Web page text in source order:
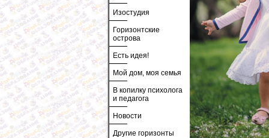
Изостудия
Горизонтские
острова
Есть идея!
Мой дом, моя семья
В копилку психолога
и педагога
Новости
Другие горизонты